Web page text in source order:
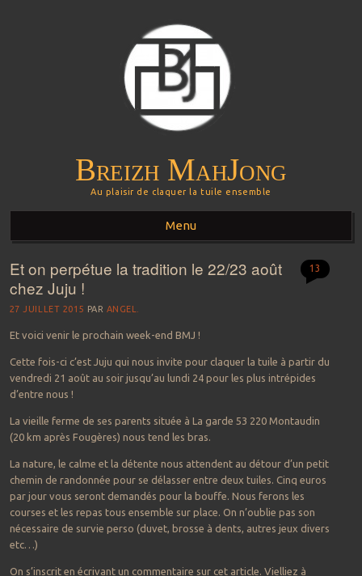
Breizh MahJong
Au plaisir de claquer la tuile ensemble
Menu
Aller au contenu principal
Et on perpétue la tradition le 22/23 août
chez Juju !
27 JUILLET 2015 PAR ANGEL.
13
Et voici venir le prochain week-end BMJ !
Cette fois-ci c’est Juju qui nous invite pour claquer la tuile à partir du
vendredi 21 août au soir jusqu’au lundi 24 pour les plus intrépides
d’entre nous !
La vieille ferme de ses parents située à La garde 53 220 Montaudin
(20 km après Fougères) nous tend les bras.
La nature, le calme et la détente nous attendent au détour d’un petit
chemin de randonnée pour se délasser entre deux tuiles. Cinq euros
par jour vous seront demandés pour la bouffe. Nous ferons les
courses et les repas tous ensemble sur place. On n’oublie pas son
nécessaire de survie perso (duvet, brosse à dents, autres jeux divers
etc…)
On s’inscrit en écrivant un commentaire sur cet article. Vielliez à